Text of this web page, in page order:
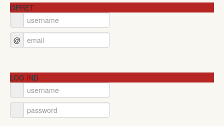
OPRET
@
LOG IND